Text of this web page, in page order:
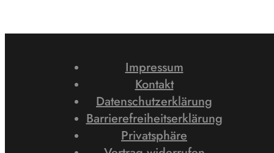
Impressum
Kontakt
Datenschutzerklärung
Barrierefreiheitserklärung
Privatsphäre